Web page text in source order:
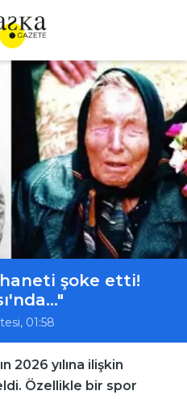
şoke etti!
01:58
2026 yılına ilişkin
Özellikle bir spor